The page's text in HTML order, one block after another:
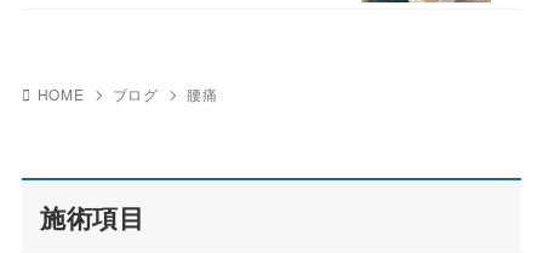
HOME ブログ 腰痛
施術項目